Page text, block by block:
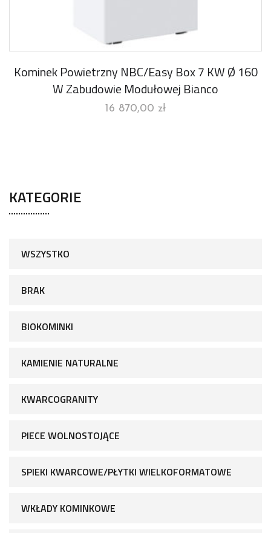
Kominek Powietrzny NBC/Easy Box 7 KW Ø 160
W Zabudowie Modułowej Bianco
16 870,00 zł
KATEGORIE
WSZYSTKO
BRAK
BIOKOMINKI
KAMIENIE NATURALNE
KWARCOGRANITY
PIECE WOLNOSTOJĄCE
SPIEKI KWARCOWE/PŁYTKI WIELKOFORMATOWE
WKŁADY KOMINKOWE